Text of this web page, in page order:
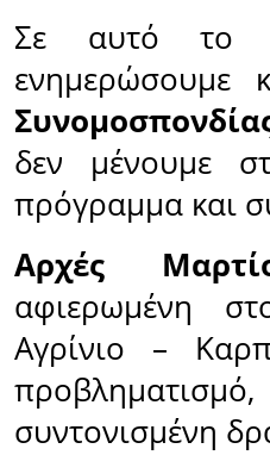
Σε αυτό το
ενημερώσουμε
δεν μένουμε
πρόγραμμα και
Αρχές
αφιερωμένη
Αγρίνιο –
συντονισμένη